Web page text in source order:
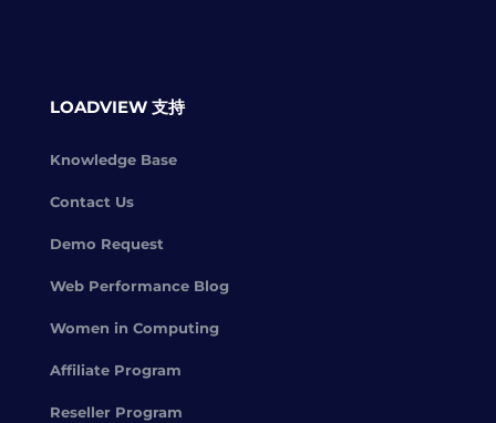
LOADVIEW 支持
Knowledge Base
Contact Us
Demo Request
Web Performance Blog
Women in Computing
Affiliate Program
Reseller Program